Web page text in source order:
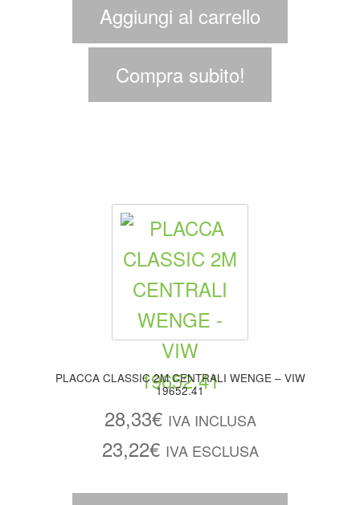
Aggiungi al carrello
Compra subito!
PLACCA CLASSIC 2M CENTRALI WENGE – VIW
19652.41
28,33€ IVA INCLUSA
23,22€ IVA ESCLUSA